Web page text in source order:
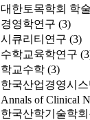
대한토목학회 학
경영학연구 (3)
시큐리티연구 (3)
수학교육학연구
학교수학 (3)
한국산업경영시
Annals of Clinical
한국산학기술학회